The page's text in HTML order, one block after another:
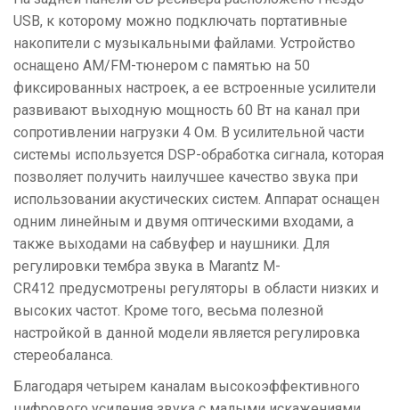
USB, к которому можно подключать портативные
накопители с музыкальными файлами. Устройство
оснащено AM/FM-тюнером с памятью на 50
фиксированных настроек, а ее встроенные усилители
развивают выходную мощность 60 Вт на канал при
сопротивлении нагрузки 4 Ом. В усилительной части
системы используется DSP-обработка сигнала, которая
позволяет получить наилучшее качество звука при
использовании акустических систем. Аппарат оснащен
одним линейным и двумя оптическими входами, а
также выходами на сабвуфер и наушники. Для
регулировки тембра звука в Marantz M-
CR412 предусмотрены регуляторы в области низких и
высоких частот. Кроме того, весьма полезной
настройкой в данной модели является регулировка
стереобаланса.
Благодаря четырем каналам высокоэффективного